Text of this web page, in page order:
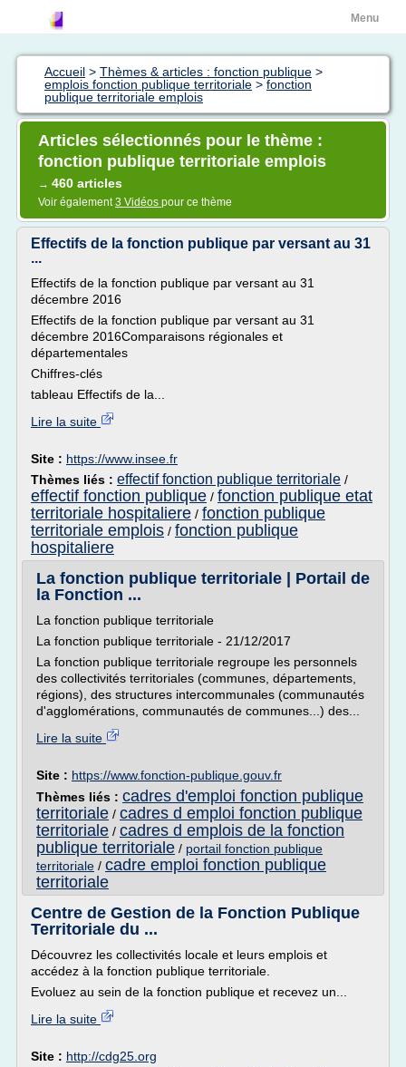
Menu
Accueil > Thèmes & articles : fonction publique >
emplois fonction publique territoriale > fonction
publique territoriale emplois
Articles sélectionnés pour le thème :
fonction publique territoriale emplois
→ 460 articles
Voir également3 Vidéos pour ce thème
Effectifs de la fonction publique par versant au 31
...
Effectifs de la fonction publique par versant au 31
décembre 2016
Effectifs de la fonction publique par versant au 31
décembre 2016Comparaisons régionales et
départementales
Chiffres-clés
tableau Effectifs de la...
Lire la suite
Site : https://www.insee.fr
Thèmes liés : effectif fonction publique territoriale /
effectif fonction publique / fonction publique etat
territoriale hospitaliere / fonction publique
territoriale emplois / fonction publique
hospitaliere
La fonction publique territoriale | Portail de
la Fonction ...
La fonction publique territoriale
La fonction publique territoriale - 21/12/2017
La fonction publique territoriale regroupe les personnels
des collectivités territoriales (communes, départements,
régions), des structures intercommunales (communautés
d'agglomérations, communautés de communes...) des...
Lire la suite
Site : https://www.fonction-publique.gouv.fr
Thèmes liés : cadres d'emploi fonction publique
territoriale / cadres d emploi fonction publique
territoriale / cadres d emplois de la fonction
publique territoriale / portail fonction publique
territoriale / cadre emploi fonction publique
territoriale
Centre de Gestion de la Fonction Publique
Territoriale du ...
Découvrez les collectivités locale et leurs emplois et
accédez à la fonction publique territoriale.
Evoluez au sein de la fonction publique et recevez un...
Lire la suite
Site : http://cdg25.org